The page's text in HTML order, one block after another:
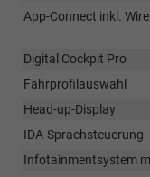
App-Connect inkl.
Digital Cockpit Pro
Fahrprofilauswahl
Head-up-Display
IDA-Sprachsteuerung
Infotainmentsystem